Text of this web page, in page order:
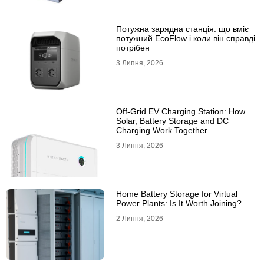
Потужна зарядна станція: що вміє
потужний EcoFlow і коли він справді
потрібен
3 Липня, 2026
Off-Grid EV Charging Station: How
Solar, Battery Storage and DC
Charging Work Together
3 Липня, 2026
Home Battery Storage for Virtual
Power Plants: Is It Worth Joining?
2 Липня, 2026